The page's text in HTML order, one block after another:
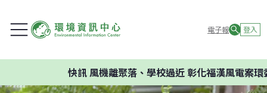
電子報 登入
風機離聚落、學校過近 彰化福漢風電案環委建議